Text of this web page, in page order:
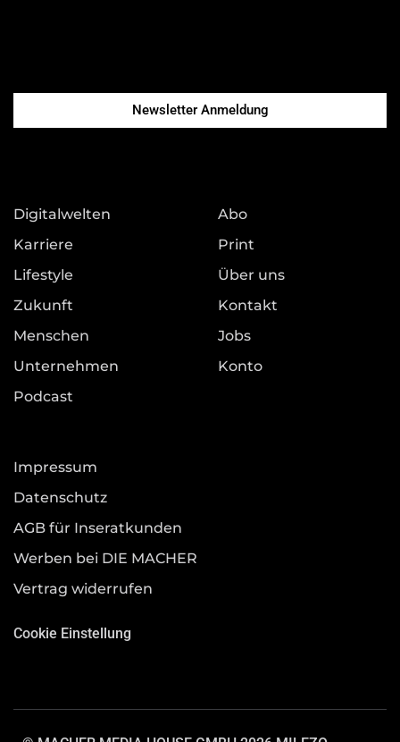
Newsletter Anmeldung
Digitalwelten
Karriere
Lifestyle
Zukunft
Menschen
Unternehmen
Podcast
Abo
Print
Über uns
Kontakt
Jobs
Konto
Impressum
Datenschutz
AGB für Inseratkunden
Werben bei DIE MACHER
Vertrag widerrufen
Cookie Einstellung